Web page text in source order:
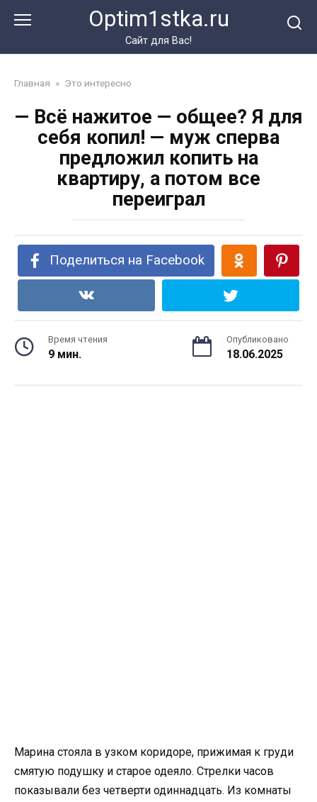
Optim1stka.ru
Сайт для Вас!
Главная » Это интересно
— Всё нажитое — общее? Я для
себя копил! — муж сперва
предложил копить на
квартиру, а потом все
переиграл
Поделиться на Facebook
Время чтения
9 мин.
Опубликовано
18.06.2025
Марина стояла в узком коридоре, прижимая к груди
смятую подушку и старое одеяло. Стрелки часов
показывали без четверти одиннадцать. Из комнаты